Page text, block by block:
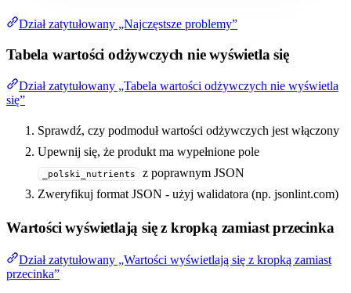
Dział zatytułowany „Najczęstsze problemy”
Tabela wartości odżywczych nie wyświetla się
Dział zatytułowany „Tabela wartości odżywczych nie wyświetla
się”
Sprawdź, czy podmoduł wartości odżywczych jest włączony
Upewnij się, że produkt ma wypełnione pole
_polski_nutrients
z poprawnym JSON
Zweryfikuj format JSON - użyj walidatora (np. jsonlint.com)
Wartości wyświetlają się z kropką zamiast przecinka
Dział zatytułowany „Wartości wyświetlają się z kropką zamiast
przecinka”